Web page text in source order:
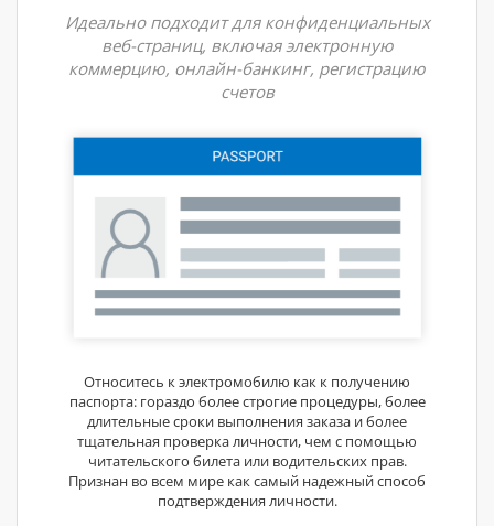
Идеально подходит для конфиденциальных
веб-страниц, включая электронную
коммерцию, онлайн-банкинг, регистрацию
счетов
Относитесь к электромобилю как к получению
паспорта: гораздо более строгие процедуры, более
длительные сроки выполнения заказа и более
тщательная проверка личности, чем с помощью
читательского билета или водительских прав.
Признан во всем мире как самый надежный способ
подтверждения личности.